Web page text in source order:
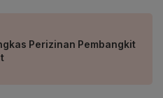
Perizinan Pembangkit